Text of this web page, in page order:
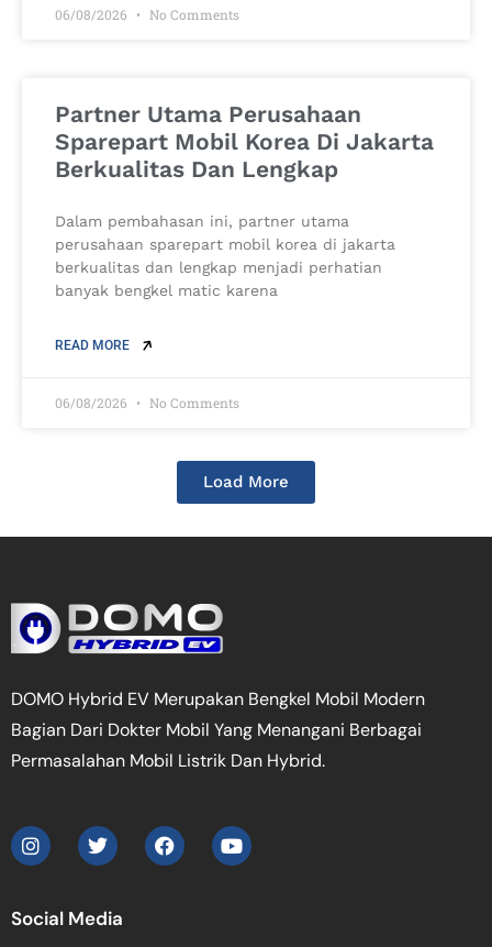
06/08/2026 No Comments
Partner Utama Perusahaan
Sparepart Mobil Korea Di Jakarta
Berkualitas Dan Lengkap
Dalam pembahasan ini, partner utama
perusahaan sparepart mobil korea di jakarta
berkualitas dan lengkap menjadi perhatian
banyak bengkel matic karena
READ MORE
06/08/2026 No Comments
Load More
DOMO Hybrid EV Merupakan Bengkel Mobil Modern
Bagian Dari Dokter Mobil Yang Menangani Berbagai
Permasalahan Mobil Listrik Dan Hybrid.
Social Media